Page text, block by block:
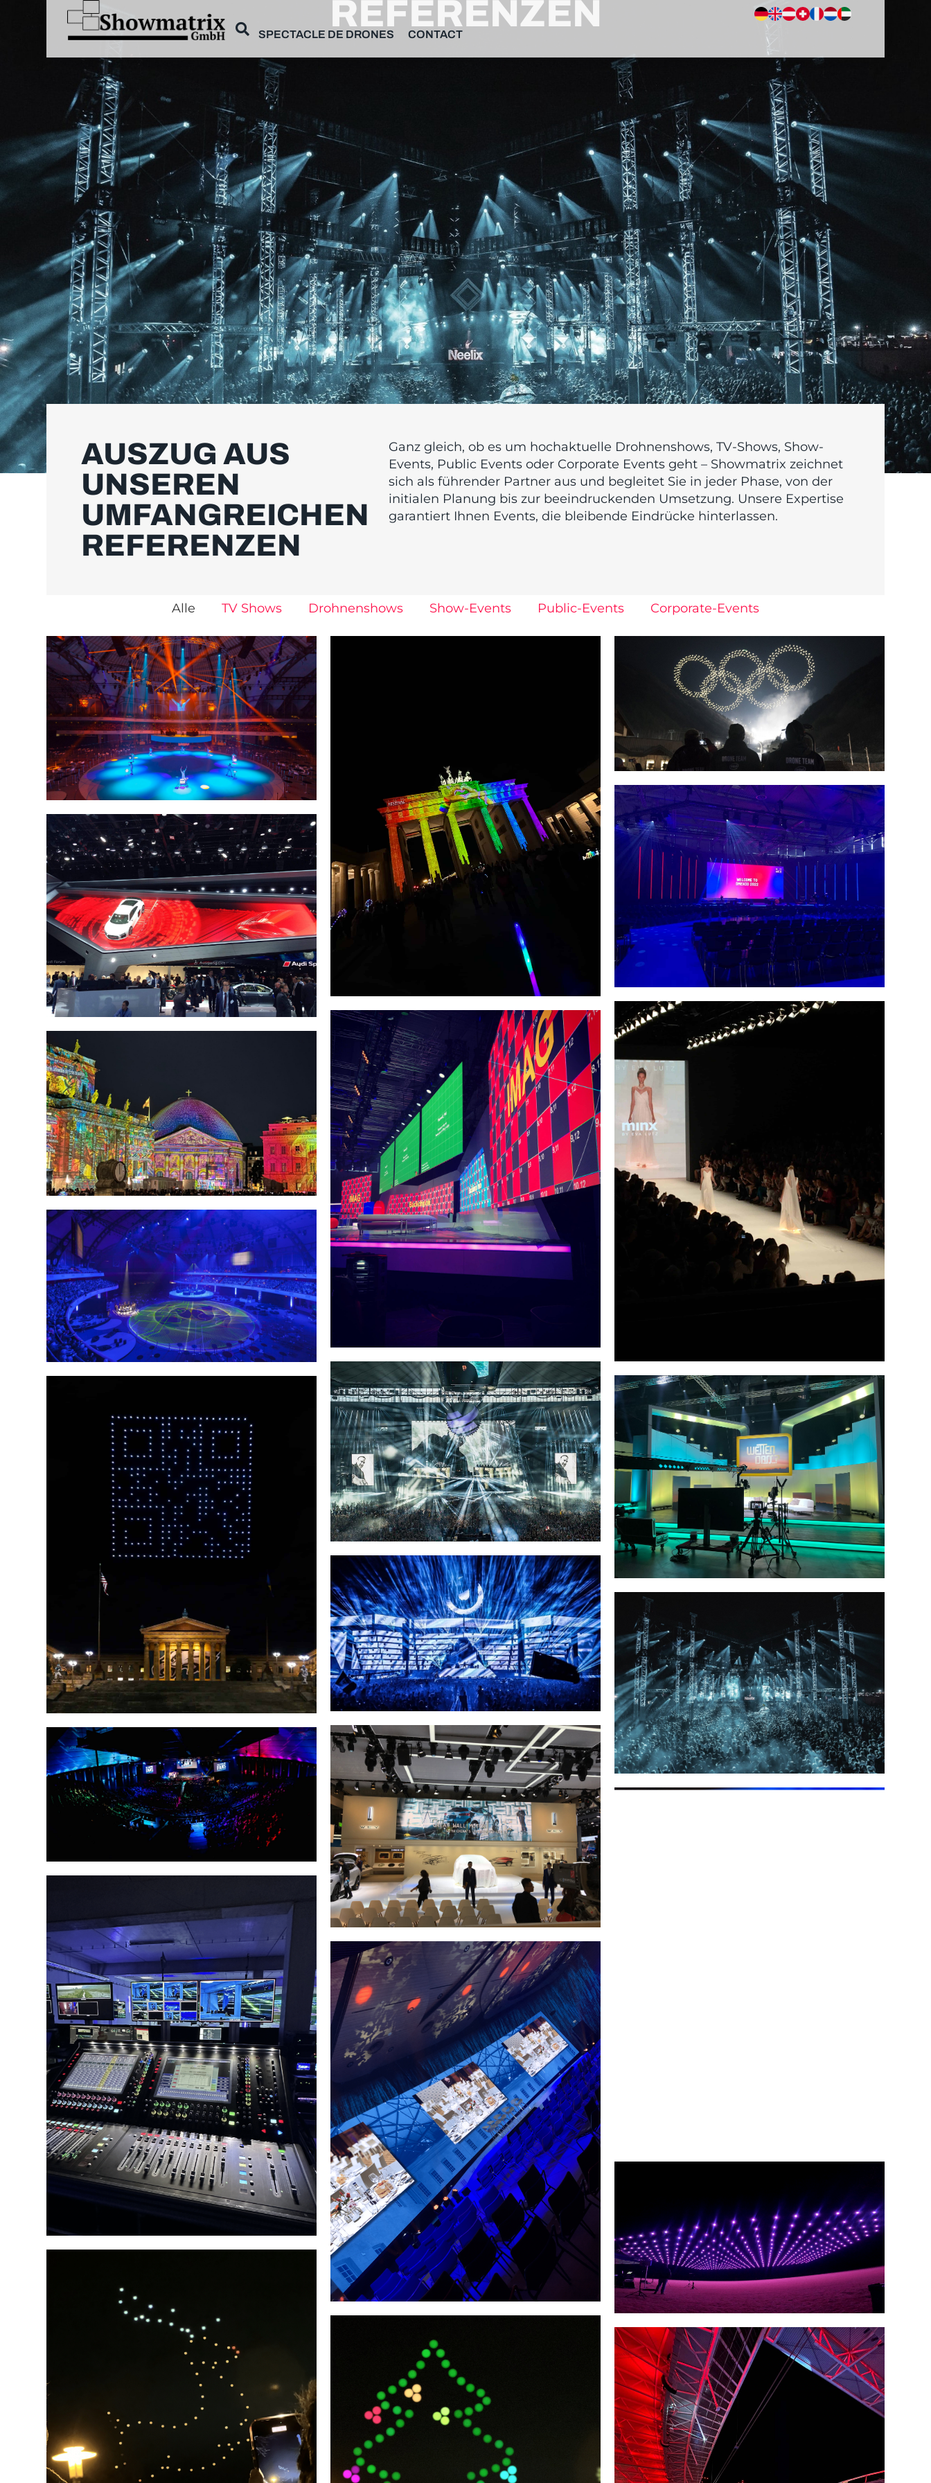
SPECTACLE DE DRONES CONTACT
REFERENZEN
AUSZUG AUS
UNSEREN
UMFANGREICHEN
REFERENZEN
Ganz gleich, ob es um hochaktuelle Drohnenshows, TV-Shows, Show-
Events, Public Events oder Corporate Events geht – Showmatrix zeichnet
sich als führender Partner aus und begleitet Sie in jeder Phase, von der
initialen Planung bis zur beeindruckenden Umsetzung. Unsere Expertise
garantiert Ihnen Events, die bleibende Eindrücke hinterlassen.
Alle TV Shows Drohnenshows Show-Events Public-Events Corporate-Events